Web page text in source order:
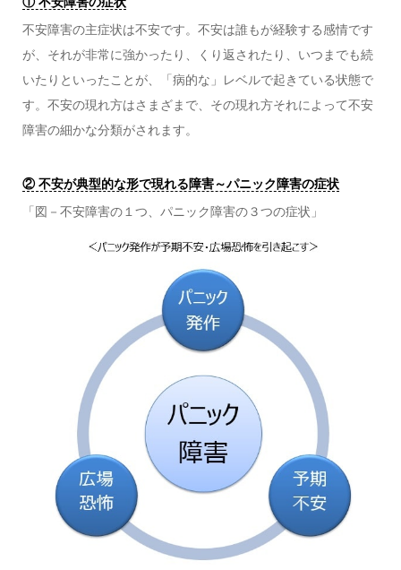
不安障害の主症状は不安です。不安は誰もが経験する感情です
が、それが非常に強かったり、くり返されたり、いつまでも続
いたりといったことが、「病的な」レベルで起きている状態で
す。不安の現れ方はさまざまで、その現れ方それによって不安
障害の細かな分類がされます。
② 不安が典型的な形で現れる障害～パニック障害の症状
「図－不安障害の１つ、パニック障害の３つの症状」